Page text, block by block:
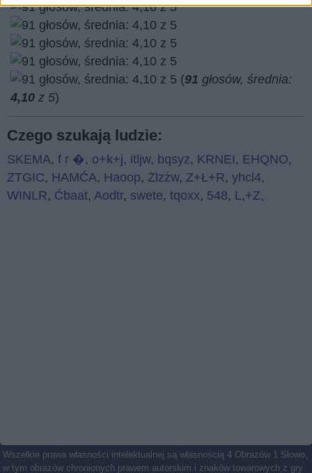
(91 głosów, średnia:
4,10 z 5)
Czego szukają ludzie:
SKEMA, f r �, o+k+j, itljw, bqsyz, KRNEI , EHQNO,
ZTGIC, HAMĆA, Haoop, Żlzżw, Z+Ł+R, yhcl4,
WINLR, Ćbaat, Aodtr, swete, tqoxx, 548, L,+Z,
Wszelkie prawa własności intelektualnej są własnością 4 Obrazów 1 Słowo,
w tym obrazów chronionych prawem autorskim i znaków towarowych z gry